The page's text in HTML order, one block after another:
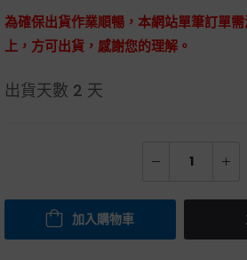
為確保出貨作業順暢，本網站單筆訂單
上，方可出貨，感謝您的理解。
出貨天數 2 天
加入購物車